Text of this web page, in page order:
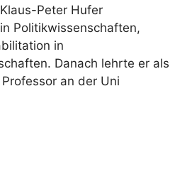
Peter Hufer
Politikwissenschaften,
in
Danach lehrte er als
an der Uni